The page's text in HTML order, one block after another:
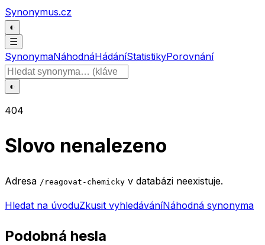
Přeskočit na obsah
Synonymus.cz
◐
☰
SynonymaNáhodnáHádáníStatistikyPorovnání
Hledat slovo
◐
404
Slovo nenalezeno
Adresa /reagovat-chemicky v databázi neexistuje.
Hledat na úvoduZkusit vyhledáváníNáhodná synonyma
Podobná hesla